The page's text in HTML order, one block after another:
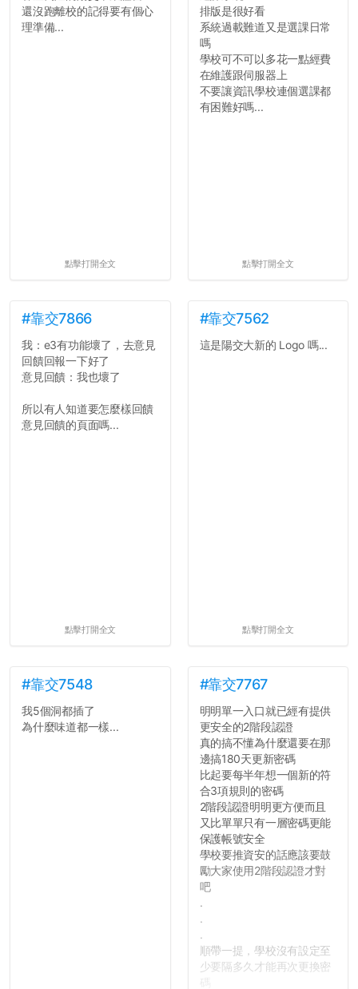
還沒跑離校的記得要有個心
理準備...
點擊打開全文
排版是很好看
系統過載難道又是選課日常
嗎
學校可不可以多花一點經費
在維護跟伺服器上
不要讓資訊學校連個選課都
有困難好嗎...
點擊打開全文
#靠交7866
我：e3有功能壞了，去意見
回饋回報一下好了
意見回饋：我也壞了
所以有人知道要怎麼樣回饋
意見回饋的頁面嗎...
點擊打開全文
#靠交7562
這是陽交大新的 Logo 嗎...
點擊打開全文
#靠交7548
我5個洞都插了
為什麼味道都一樣...
#靠交7767
明明單一入口就已經有提供
更安全的2階段認證
真的搞不懂為什麼還要在那
邊搞180天更新密碼
比起要每半年想一個新的符
合3項規則的密碼
2階段認證明明更方便而且
又比單單只有一層密碼更能
保護帳號安全
學校要推資安的話應該要鼓
勵大家使用2階段認證才對
吧
.
.
.
順帶一提，學校沒有設定至
少要隔多久才能再次更換密